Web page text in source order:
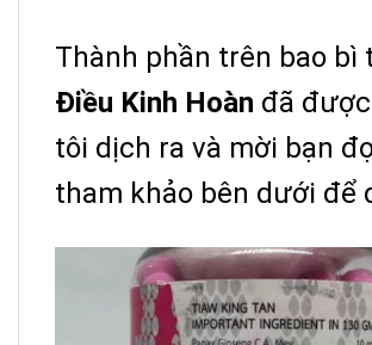
Thành phần trên bao bì
Điều Kinh Hoàn đã
tôi dịch ra và mời bạn
tham khảo bên dưới để